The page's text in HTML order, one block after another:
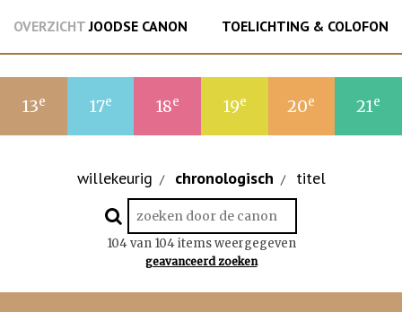
OVERZICHTJOODSE CANON TOELICHTING & COLOFON
13e 17e 18e 19e 20e 21e
willekeurig / chronologisch / titel
104 van 104 items weergegeven
geavanceerd zoeken